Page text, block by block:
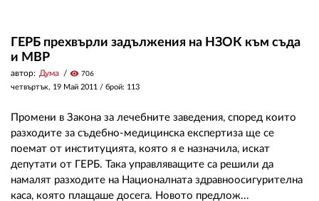
ГЕРБ прехвърли задължения на НЗОК към съда
и МВР
автор: Дума visibility 706
четвъртък, 19 Май 2011 / брой: 113
Промени в Закона за лечебните заведения, според които
разходите за съдебно-медицинска експертиза ще се
поемат от институцията, която я е назначила, искат
депутати от ГЕРБ. Така управляващите са решили да
намалят разходите на Националната здравноосигурителна
каса, която плащаше досега. Новото предлож...